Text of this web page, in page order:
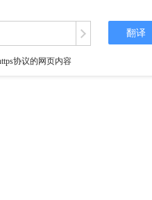
翻译
协议的网页内容